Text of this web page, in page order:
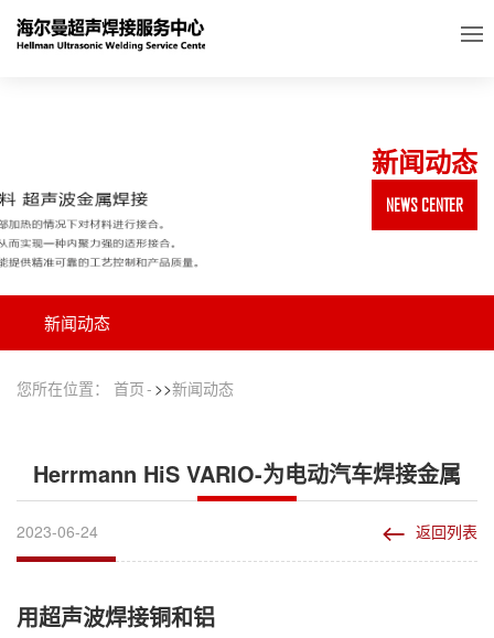
新闻动态
NEWS CENTER
新闻动态
您所在位置： 首页 >>新闻动态
Herrmann HiS VARIO-为电动汽车焊接金属
2023-06-24 返回列表
用超声波焊接铜和铝